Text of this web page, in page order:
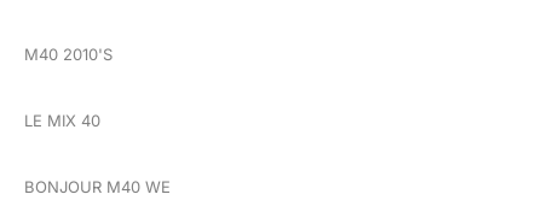
M40 2010'S
LE MIX 40
BONJOUR M40 WE